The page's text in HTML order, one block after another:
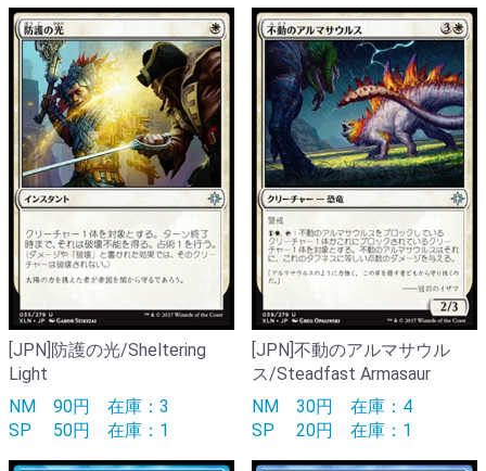
[JPN]防護の光/Sheltering
Light
NM 90円 在庫：3
SP
50円 在庫：1
[JPN]不動のアルマサウル
ス/Steadfast Armasaur
NM 30円 在庫：4
SP
20円 在庫：1